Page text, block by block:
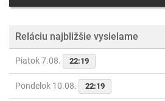
Reláciu najbližšie vysielame
Piatok 7.08. 22:19
Pondelok 10.08. 22:19